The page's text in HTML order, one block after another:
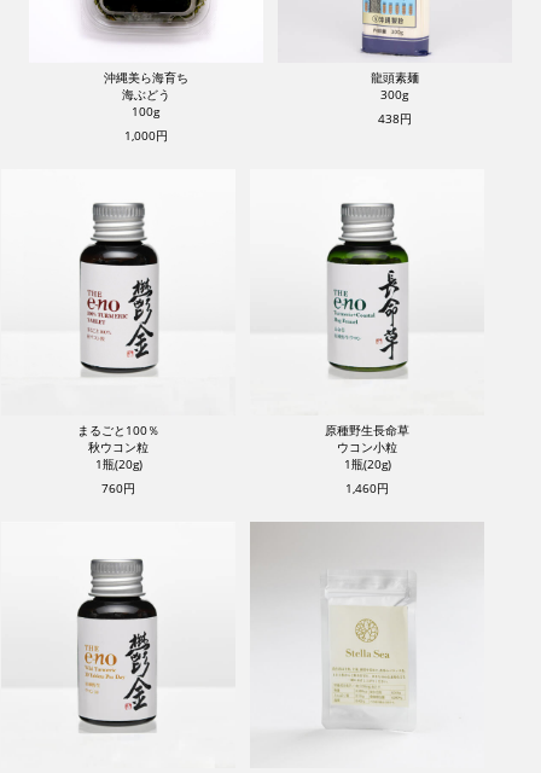
沖縄美ら海育ち
海ぶどう
100g
1,000円
龍頭素麺
300g
438円
まるごと100％
秋ウコン粒
1瓶(20g)
760円
原種野生長命草
ウコン小粒
1瓶(20g)
1,460円